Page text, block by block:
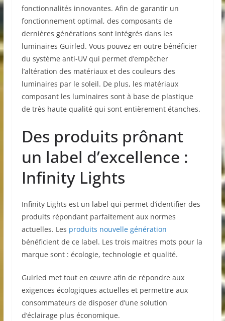
fonctionnalités innovantes. Afin de garantir un
fonctionnement optimal, des composants de
dernières générations sont intégrés dans les
luminaires Guirled. Vous pouvez en outre bénéficier
du système anti-UV qui permet d’empêcher
l’altération des matériaux et des couleurs des
luminaires par le soleil. De plus, les matériaux
composant les luminaires sont à base de plastique
de très haute qualité qui sont entièrement étanches.
Des produits prônant
un label d’excellence :
Infinity Lights
Infinity Lights est un label qui permet d’identifier des
produits répondant parfaitement aux normes
actuelles. Les produits nouvelle génération
bénéficient de ce label. Les trois maitres mots pour la
marque sont : écologie, technologie et qualité.
Guirled met tout en œuvre afin de répondre aux
exigences écologiques actuelles et permettre aux
consommateurs de disposer d’une solution
d’éclairage plus économique.